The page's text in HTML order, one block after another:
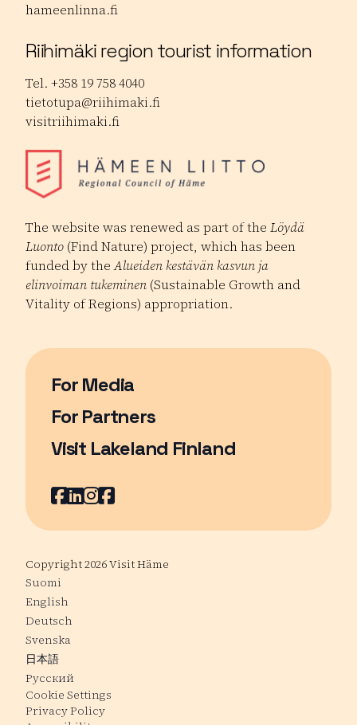
hameenlinna.fi
Riihimäki region tourist information
Tel. +358 19 758 4040
tietotupa@riihimaki.fi
visitriihimaki.fi
The website was renewed as part of the Löydä
Luonto (Find Nature) project, which has been
funded by theAlueiden kestävän kasvun ja
elinvoiman tukeminen (Sustainable Growth and
Vitality of Regions) appropriation.
For Media
For Partners
Visit Lakeland Finland
Page opens in a new window
Facebook
Page opens in a new window
LinkedIn
Page opens in a new window
Instagram
Page opens in a new window
Youtube
Page opens in a new window
Copyright 2026 Visit Häme
Suomi
English
Deutsch
Svenska
日本語
Русский
Cookie Settings
Privacy Policy